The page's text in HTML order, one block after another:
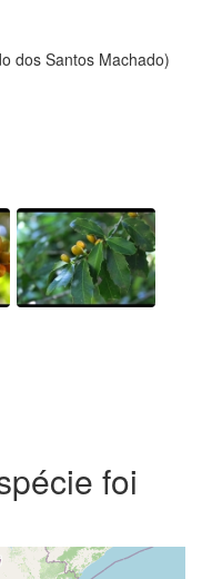
dos Santos Machado)
foi